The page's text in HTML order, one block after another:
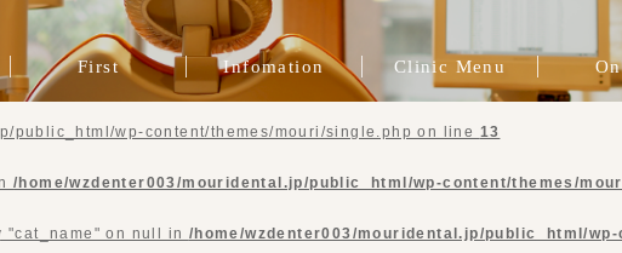
First Infomation
症例ブログ
ブログ
スタッフ紹介
治療費
Clinic Menu
精密根管治療
審美歯科
矯正治療
インビザライン
歯周病治療
咬合治療
インプラント治療
補綴治療
プレマタニティ
予防歯科
public_html/wp-content/themes/mouri/single.php on line 13
/home/wzdenter003/mouridental.jp/public_html/wp-content/themes/
"cat_name" on null in /home/wzdenter003/mouridental.jp/public_html/